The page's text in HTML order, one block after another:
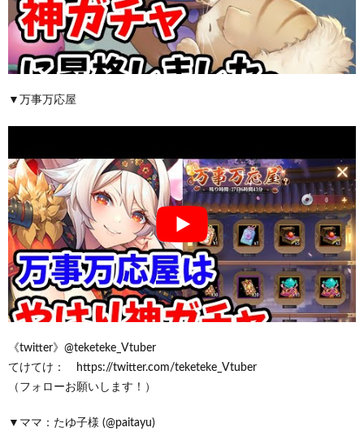
▼万事万応屋
《twitter》@teketeke_Vtuber
てけてけ： https://twitter.com/teketeke_Vtuber
（フォローお願いします！）
▼ママ：たゆ子様 (@paitayu)